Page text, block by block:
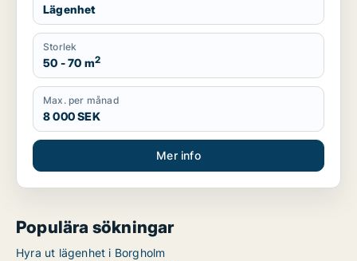
Lägenhet
Storlek
50 - 70 m2
Max. per månad
8 000 SEK
Mer info
Populära sökningar
Hyra ut lägenhet i Borgholm